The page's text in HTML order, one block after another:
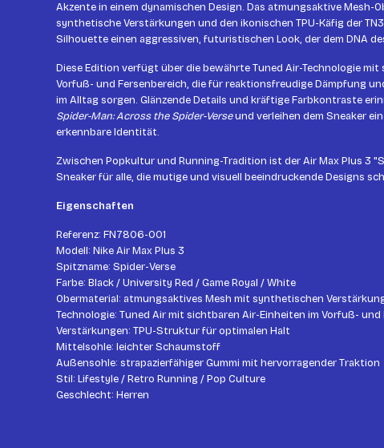
Akzente in einem dynamischen Design. Das atmungsaktive Mesh-
synthetische Verstärkungen und den ikonischen TPU-Käfig der
Silhouette einen aggressiven, futuristischen Look, der dem DNA
Diese Edition verfügt über die bewährte Tuned Air-Technologie
Vorfuß- und Fersenbereich, die für reaktionsfreudige Dämpfung
im Alltag sorgen. Glänzende Details und kräftige Farbkontraste
Spider-Man: Across the Spider-Verseund verleihen dem Sneaker
erkennbare Identität.
Zwischen Popkultur und Running-Tradition ist der Air Max Plus 3
Sneaker für alle, die mutige und visuell beeindruckende Designs
Eigenschaften
Referenz: FN7806-001
Modell: Nike Air Max Plus 3
Spitzname: Spider-Verse
Farbe: Black / University Red / Game Royal / White
Obermaterial: atmungsaktives Mesh mit synthetischen
Technologie: Tuned Air mit sichtbaren Air-Einheiten im Vorfuß- und
Verstärkungen: TPU-Struktur für optimalen Halt
Mittelsohle: leichter Schaumstoff
Außensohle: strapazierfähiger Gummi mit hervorragender Traktion
Stil: Lifestyle / Retro Running / Pop Culture
Geschlecht: Herren